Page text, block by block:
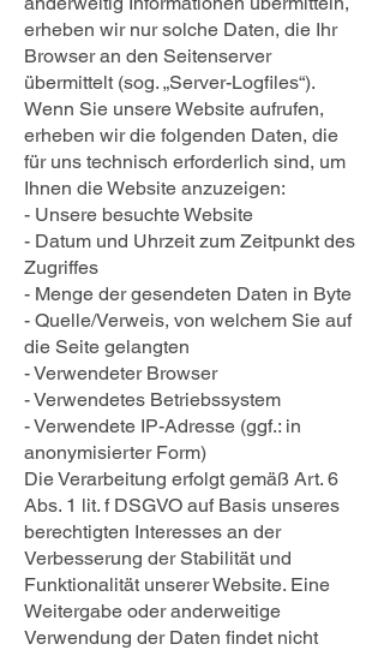
erheben wir nur solche Daten, die Ihr
Browser an den Seitenserver
übermittelt (sog. „Server-Logfiles“).
Wenn Sie unsere Website aufrufen,
erheben wir die folgenden Daten, die
für uns technisch erforderlich sind, um
Ihnen die Website anzuzeigen:
- Unsere besuchte Website
- Datum und Uhrzeit zum Zeitpunkt des
Zugriffes
- Menge der gesendeten Daten in Byte
- Quelle/Verweis, von welchem Sie auf
die Seite gelangten
- Verwendeter Browser
- Verwendetes Betriebssystem
- Verwendete IP-Adresse (ggf.: in
anonymisierter Form)
Die Verarbeitung erfolgt gemäß Art. 6
Abs. 1 lit. f DSGVO auf Basis unseres
berechtigten Interesses an der
Verbesserung der Stabilität und
Funktionalität unserer Website. Eine
Weitergabe oder anderweitige
Verwendung der Daten findet nicht